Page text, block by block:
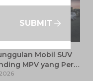
Mobil SUV
MPV yang Perlu
SUBMIT